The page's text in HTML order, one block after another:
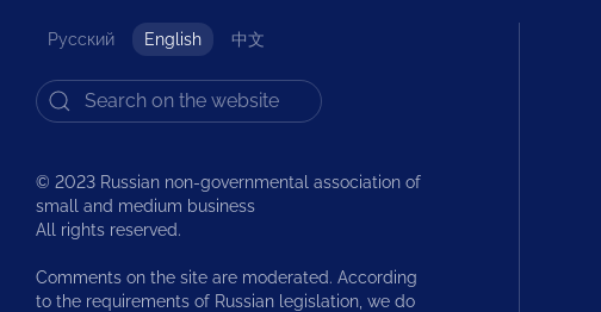
Русский English 中文
© 2023 Russian non-governmental association of
small and medium business
All rights reserved.
Comments on the site are moderated. According
to the requirements of Russian legislation, we do